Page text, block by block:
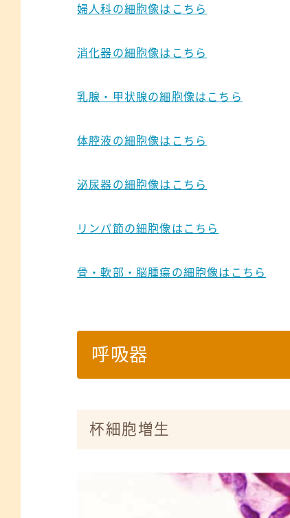
婦人科の細胞像はこちら
消化器の細胞像はこちら
乳腺・甲状腺の細胞像はこちら
体腔液の細胞像はこちら
泌尿器の細胞像はこちら
リンパ節の細胞像はこちら
骨・軟部・脳腫瘍の細胞像はこちら
呼吸器
杯細胞増生